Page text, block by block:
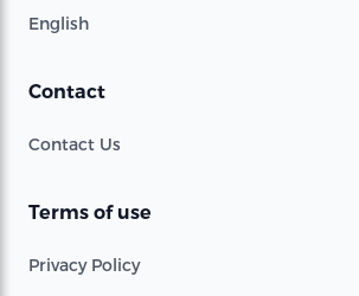
English
Contact
Contact Us
Terms of use
Privacy Policy